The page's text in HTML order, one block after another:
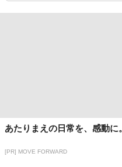
【お支払いについて】
金はいたしかねます。
また、お届け日時のご指定は
不在票にてご対応ください。
あたりまえの日常を、感動に
[PR] MOVE FORWARD